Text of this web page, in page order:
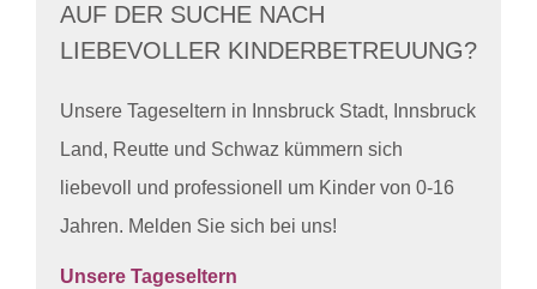
AUF DER SUCHE NACH
LIEBEVOLLER KINDERBETREUUNG?
Unsere Tageseltern in Innsbruck Stadt, Innsbruck
Land, Reutte und Schwaz kümmern sich
liebevoll und professionell um Kinder von 0-16
Jahren. Melden Sie sich bei uns!
Unsere Tageseltern